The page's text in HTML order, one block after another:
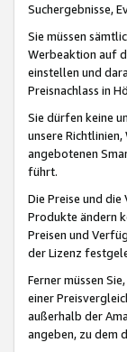
Suchergebnisse,
Sie müssen
Werbeaktion auf
einstellen und
Preisnachlass in
Sie dürfen keine
unsere
angebotenen
führt.
Die Preise und
Produkte ändern
Preisen und
der Lizenz
Ferner müssen
einer
außerhalb der
angeben, zu dem